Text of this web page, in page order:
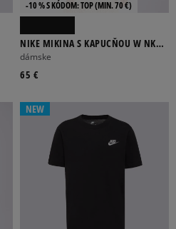
-10 % S KÓDOM: TOP (MIN. 70 €)
NIKE MIKINA S KAPUCŇOU W NK
STDO FLC OS PO HDY
dámske
65 €
NEW